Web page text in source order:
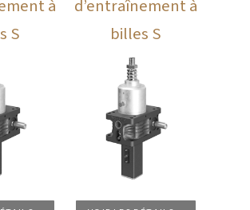
à
S
d’entraînement à
billes S